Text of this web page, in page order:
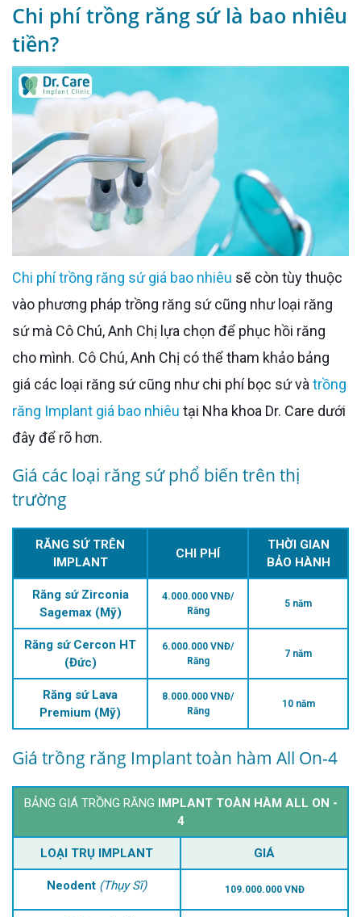
Chi phí trồng răng sứ là bao nhiêu
tiền?
Chi phí trồng răng sứ giá bao nhiêu sẽ còn tùy thuộc
vào phương pháp trồng răng sứ cũng như loại răng
sứ mà Cô Chú, Anh Chị lựa chọn để phục hồi răng
cho mình. Cô Chú, Anh Chị có thể tham khảo bảng
giá các loại răng sứ cũng như chi phí bọc sứ và trồng
răng Implant giá bao nhiêu tại Nha khoa Dr. Care dưới
đây để rõ hơn.
Giá các loại răng sứ phổ biến trên thị
trường
RĂNG SỨ TRÊN
IMPLANT
CHI PHÍ
THỜI GIAN
BẢO HÀNH
Răng sứ Zirconia
Sagemax (Mỹ)
4.000.000 VNĐ/
Răng
5 năm
Răng sứ Cercon HT
(Đức)
6.000.000 VNĐ/
Răng
7 năm
Răng sứ Lava
Premium (Mỹ)
8.000.000 VNĐ/
Răng
10 năm
Giá trồng răng Implant toàn hàm All On-4
BẢNG GIÁ TRỒNG RĂNG IMPLANT TOÀN HÀM ALL ON -
4
LOẠI TRỤ IMPLANT GIÁ
Neodent (Thụy Sĩ) 109.000.000 VNĐ